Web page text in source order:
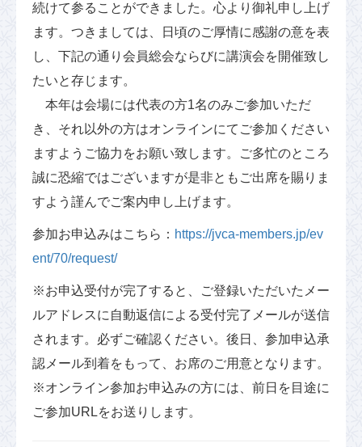
続けて参ることができました。心より御礼申し上げ
ます。つきましては、日頃のご厚情に感謝の意を表
し、下記の通り会員総会ならびに講演会を開催致し
たいと存じます。
本年は会場には代表の方1名のみご参加いただ
き、それ以外の方はオンラインにてご参加ください
ますようご協力をお願い致します。ご多忙のところ
誠に恐縮ではございますが是非ともご出席を賜りま
すよう謹んでご案内申し上げます。
参加お申込みはこちら： https://jvca-members.jp/ev
ent/70/request/
※お申込受付が完了すると、ご登録いただいたメー
ルアドレスに自動返信による受付完了メールが送信
されます。必ずご確認ください。後日、参加申込承
認メール到着をもって、お席のご用意となります。
※オンライン参加お申込みの方には、前日を目途に
ご参加URLをお送りします。